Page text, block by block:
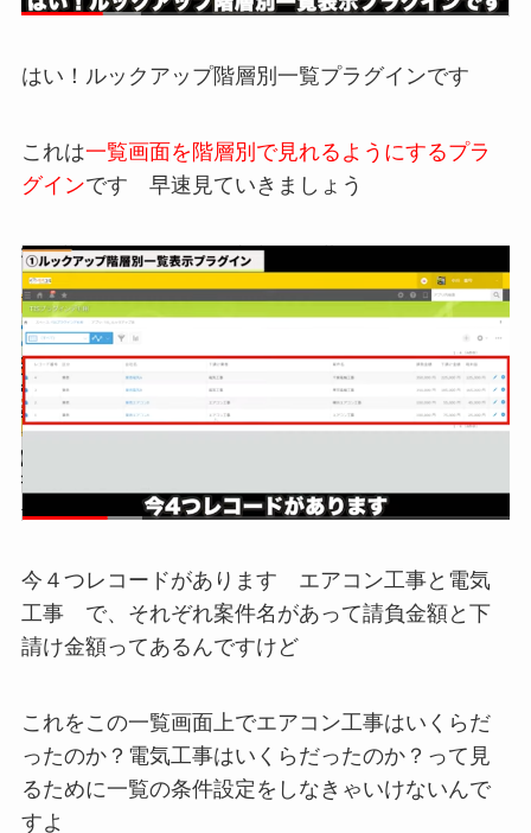
はい！ルックアップ階層別一覧プラグインです
これは一覧画面を階層別で見れるようにするプラ
グインです 早速見ていきましょう
今４つレコードがあります エアコン工事と電気
工事 で、それぞれ案件名があって請負金額と下
請け金額ってあるんですけど
これをこの一覧画面上でエアコン工事はいくらだ
ったのか？電気工事はいくらだったのか？って見
るために一覧の条件設定をしなきゃいけないんで
すよ